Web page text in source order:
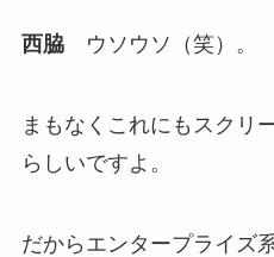
西脇ウソウソ（笑）。
まもなくこれにもスクリ
らしいですよ。
だからエンタープライズ